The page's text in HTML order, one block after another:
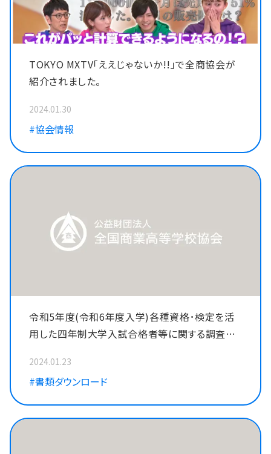
TOKYO MXTV「ええじゃないか!!」で全商協会が
紹介されました。
2024.01.30
#協会情報
令和5年度(令和6年度入学)各種資格･検定を活
用した四年制大学入試合格者等に関する調査様
2024.01.23
#書類ダウンロード